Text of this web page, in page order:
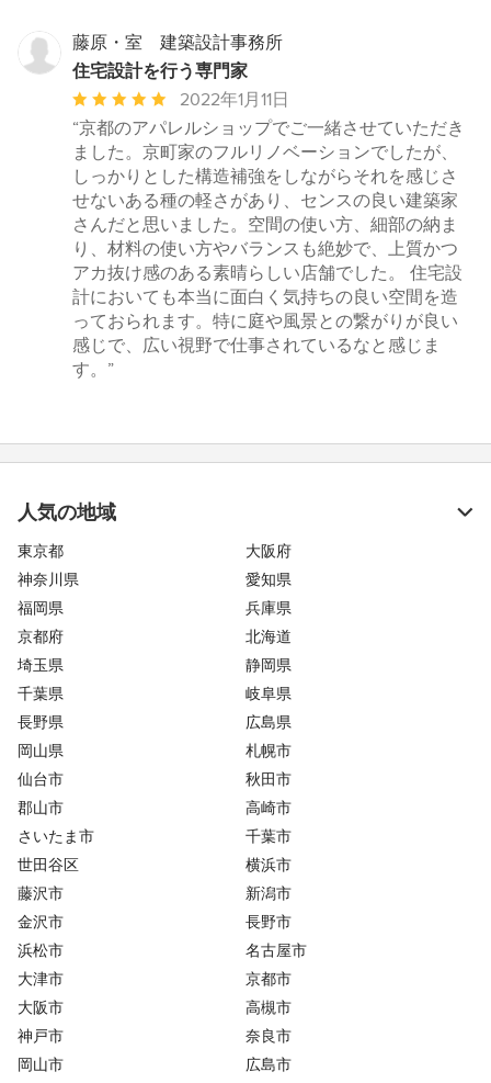
つ
星
中
星
5
藤原・室 建築設計事務所
住宅設計を行う専門家
平
均
評
価：
5
つ
星
中
星
5
2022年1月11日
“京都のアパレルショップでご一緒させていただき
ました。京町家のフルリノベーションでしたが、
しっかりとした構造補強をしながらそれを感じさ
せないある種の軽さがあり、センスの良い建築家
さんだと思いました。空間の使い方、細部の納ま
り、材料の使い方やバランスも絶妙で、上質かつ
アカ抜け感のある素晴らしい店舗でした。 住宅設
計においても本当に面白く気持ちの良い空間を造
っておられます。特に庭や風景との繋がりが良い
感じで、広い視野で仕事されているなと感じま
す。”
人気の地域
東京都
大阪府
神奈川県
愛知県
福岡県
兵庫県
京都府
北海道
埼玉県
静岡県
千葉県
岐阜県
長野県
広島県
岡山県
札幌市
仙台市
秋田市
郡山市
高崎市
さいたま市
千葉市
世田谷区
横浜市
藤沢市
新潟市
金沢市
長野市
浜松市
名古屋市
大津市
京都市
大阪市
高槻市
神戸市
奈良市
岡山市
広島市